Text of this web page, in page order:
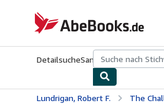
AbeBooks.de
DetailsucheSammlungen
Lundrigan, Robert F. The